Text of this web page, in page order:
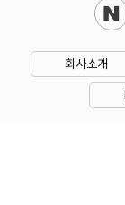
회사소개